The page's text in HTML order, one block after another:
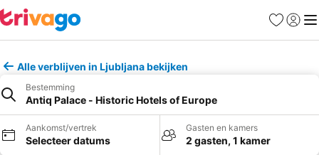
Favorieten
Alle verblijven in Ljubljana bekijken
Bestemming
Antiq Palace - Historic Hotels of Europe
Aankomst/vertrek
Selecteer datums
Gasten en kamers
2 gasten, 1 kamer